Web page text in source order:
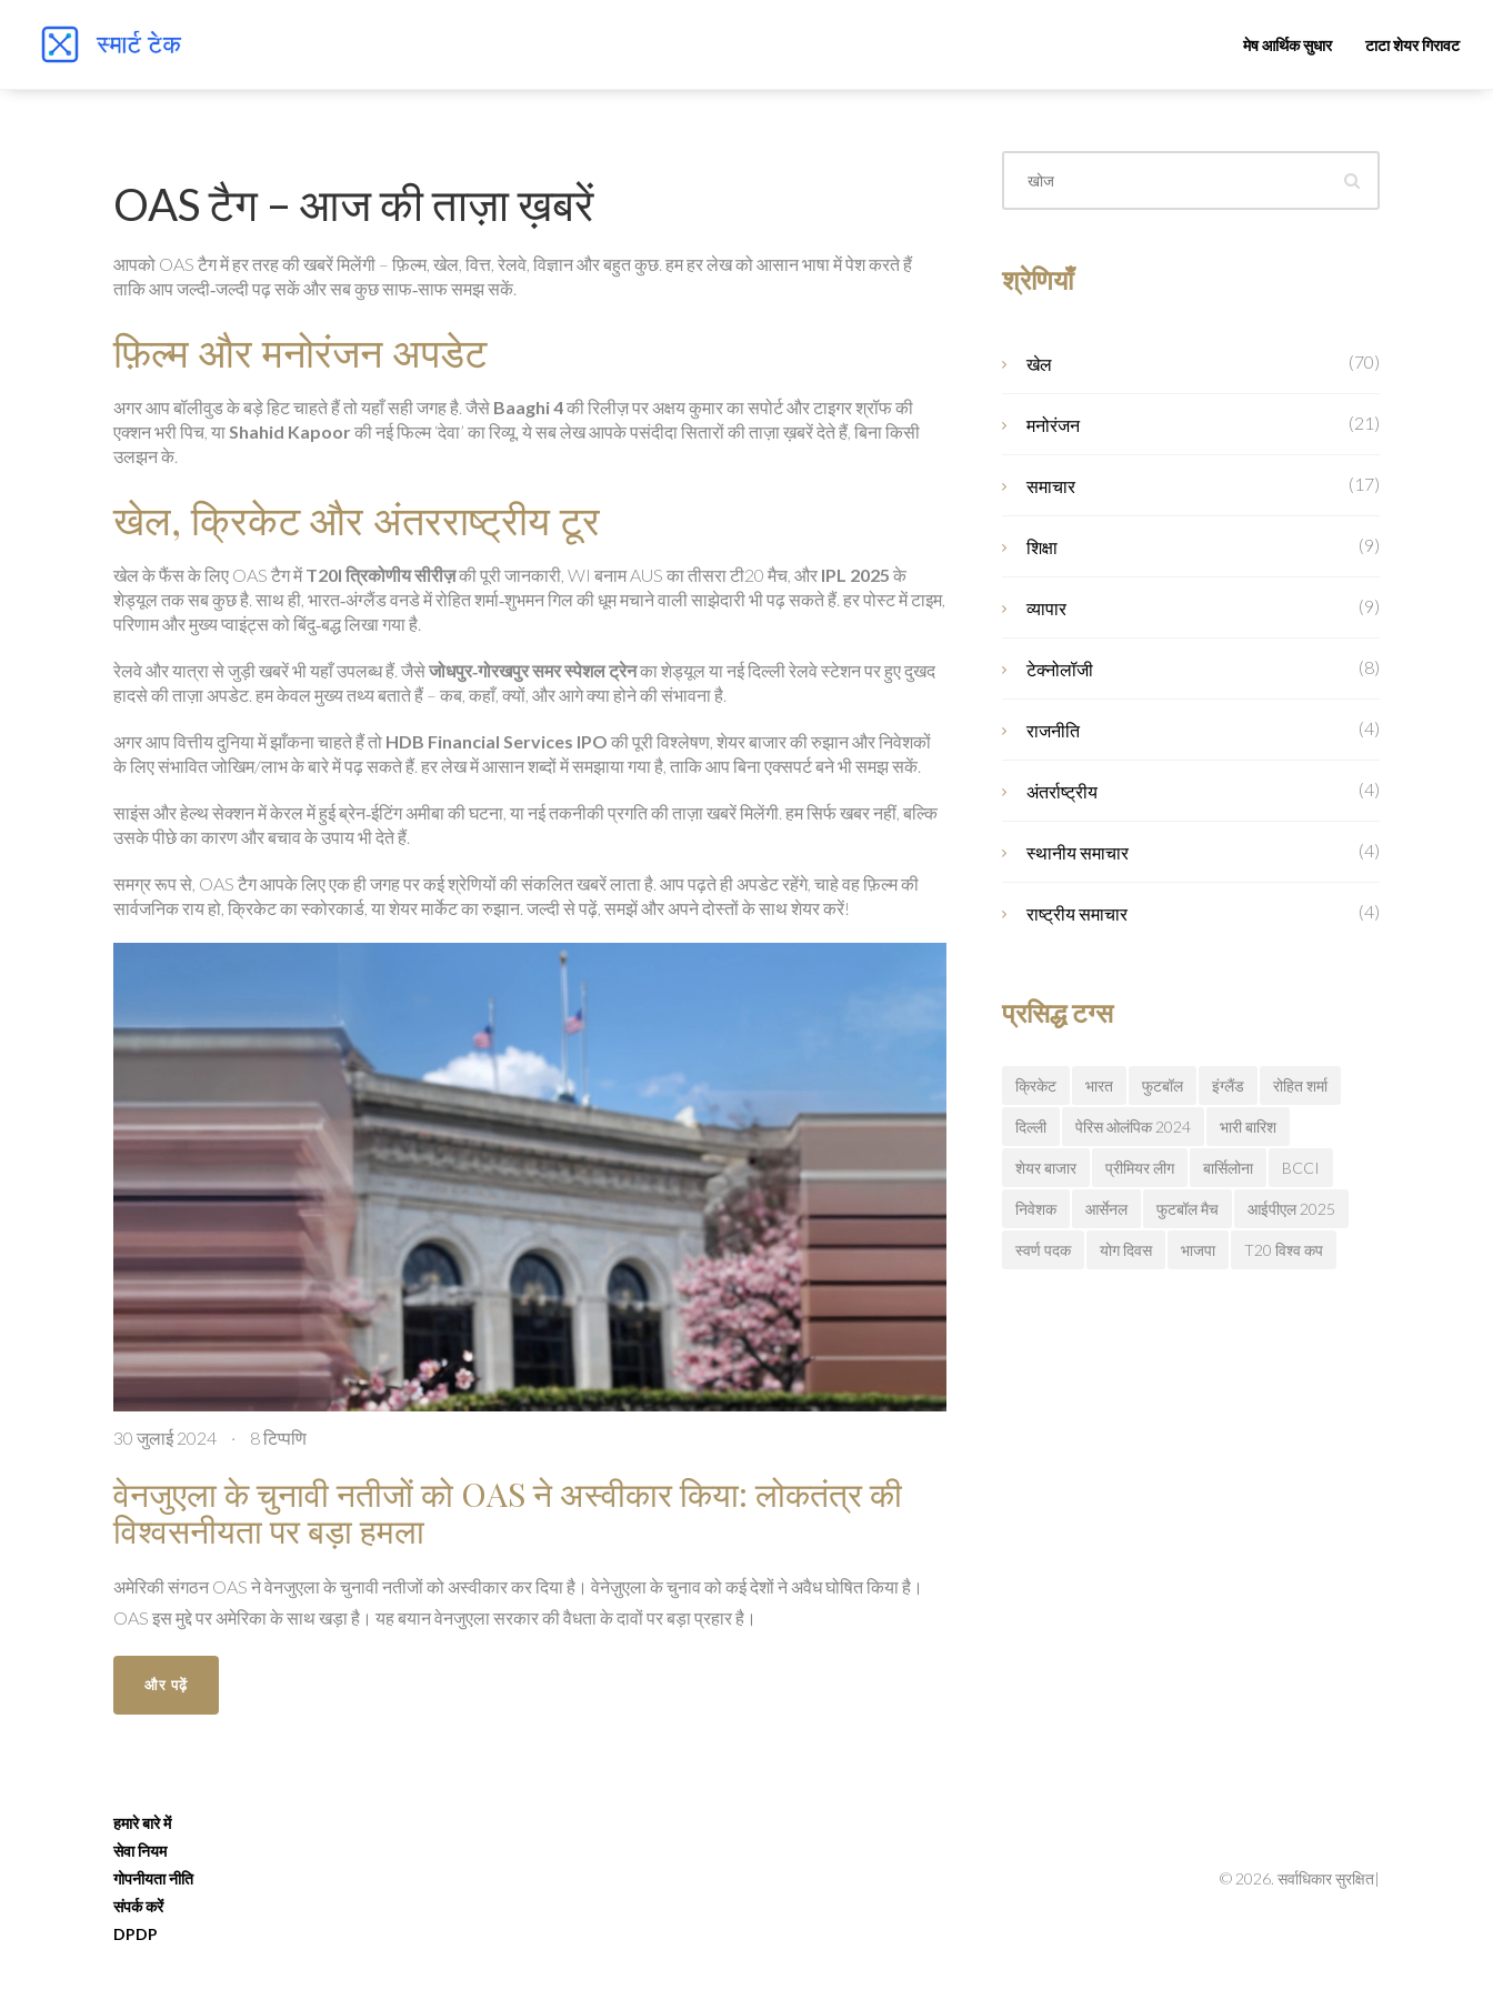
मेष आर्थिक सुधार टाटा शेयर गिरावट
OAS टैग – आज की ताज़ा ख़बरें
आपको OAS टैग में हर तरह की खबरें मिलेंगी – फ़िल्म, खेल, वित्त, रेलवे, विज्ञान और बहुत कुछ. हम हर लेख को आसान भाषा में पेश करते हैं
ताकि आप जल्दी‑जल्दी पढ़ सकें और सब कुछ साफ‑साफ समझ सकें.
फ़िल्म और मनोरंजन अपडेट
अगर आप बॉलीवुड के बड़े हिट चाहते हैं तो यहाँ सही जगह है. जैसे Baaghi 4की रिलीज़ पर अक्षय कुमार का सपोर्ट और टाइगर श्रॉफ की
एक्शन भरी पिच, याShahid Kapoor की नई फिल्म ‘देवा’ का रिव्यू. ये सब लेख आपके पसंदीदा सितारों की ताज़ा ख़बरें देते हैं, बिना किसी
उलझन के.
खेल, क्रिकेट और अंतरराष्ट्रीय टूर
खेल के फैंस के लिए OAS टैग मेंT20I त्रिकोणीय सीरीज़की पूरी जानकारी, WI बनाम AUS का तीसरा टी20 मैच, और IPL 2025 के
शेड्यूल तक सब कुछ है. साथ ही, भारत‑अंग्लैंड वनडे में रोहित शर्मा‑शुभमन गिल की धूम मचाने वाली साझेदारी भी पढ़ सकते हैं. हर पोस्ट में टाइम,
परिणाम और मुख्य प्वाइंट्स को बिंदु‑बद्ध लिखा गया है.
रेलवे और यात्रा से जुड़ी खबरें भी यहाँ उपलब्ध हैं. जैसेजोधपुर‑गोरखपुर समर स्पेशल ट्रेनका शेड्यूल या नई दिल्ली रेलवे स्टेशन पर हुए दुखद
हादसे की ताज़ा अपडेट. हम केवल मुख्य तथ्य बताते हैं – कब, कहाँ, क्यों, और आगे क्या होने की संभावना है.
अगर आप वित्तीय दुनिया में झाँकना चाहते हैं तो HDB Financial Services IPO की पूरी विश्लेषण, शेयर बाजार की रुझान और निवेशकों
के लिए संभावित जोखिम/लाभ के बारे में पढ़ सकते हैं. हर लेख में आसान शब्दों में समझाया गया है, ताकि आप बिना एक्सपर्ट बने भी समझ सकें.
साइंस और हेल्थ सेक्शन में केरल में हुई ब्रेन‑ईटिंग अमीबा की घटना, या नई तकनीकी प्रगति की ताज़ा खबरें मिलेंगी. हम सिर्फ खबर नहीं, बल्कि
उसके पीछे का कारण और बचाव के उपाय भी देते हैं.
समग्र रूप से, OAS टैग आपके लिए एक ही जगह पर कई श्रेणियों की संकलित खबरें लाता है. आप पढ़ते ही अपडेट रहेंगे, चाहे वह फ़िल्म की
सार्वजनिक राय हो, क्रिके‍ट का स्कोरकार्ड, या शेयर मार्केट का रुझान. जल्दी से पढ़ें, समझें और अपने दोस्तों के साथ शेयर करें!
30 जुलाई 2024 · 8 टिप्पणि
वेनजुएला के चुनावी नतीजों को OAS ने अस्वीकार किया: लोकतंत्र की
विश्वसनीयता पर बड़ा हमला
अमेरिकी संगठन OAS ने वेनजुएला के चुनावी नतीजों को अस्वीकार कर दिया है। वेनेज़ुएला के चुनाव को कई देशों ने अवैध घोषित किया है।
OAS इस मुद्दे पर अमेरिका के साथ खड़ा है। यह बयान वेनजुएला सरकार की वैधता के दावों पर बड़ा प्रहार है।
और पढ़ें
श्रेणियाँ
खेल (70)
मनोरंजन (21)
समाचार (17)
शिक्षा (9)
व्यापार (9)
टेक्नोलॉजी (8)
राजनीति (4)
अंतर्राष्ट्रीय (4)
स्थानीय समाचार (4)
राष्ट्रीय समाचार (4)
प्रसिद्ध टग्स
क्रिकेट भारत फुटबॉल इंग्लैंड रोहित शर्मा
दिल्ली पेरिस ओलंपिक 2024 भारी बारिश
शेयर बाजार प्रीमियर लीग बार्सिलोना BCCI
निवेशक आर्सेनल फुटबॉल मैच आईपीएल 2025
स्वर्ण पदक योग दिवस भाजपा T20 विश्व कप
हमारे बारे में
सेवा नियम
गोपनीयता नीति
संपर्क करें
DPDP
© 2026. सर्वाधिकार सुरक्षित|